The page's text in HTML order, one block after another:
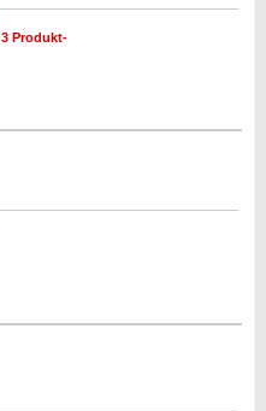
3 Produkt-